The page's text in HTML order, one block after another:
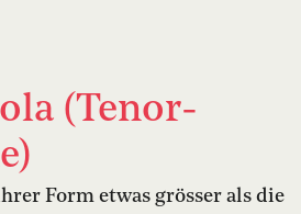
(Tenor-
Form etwas grösser als die